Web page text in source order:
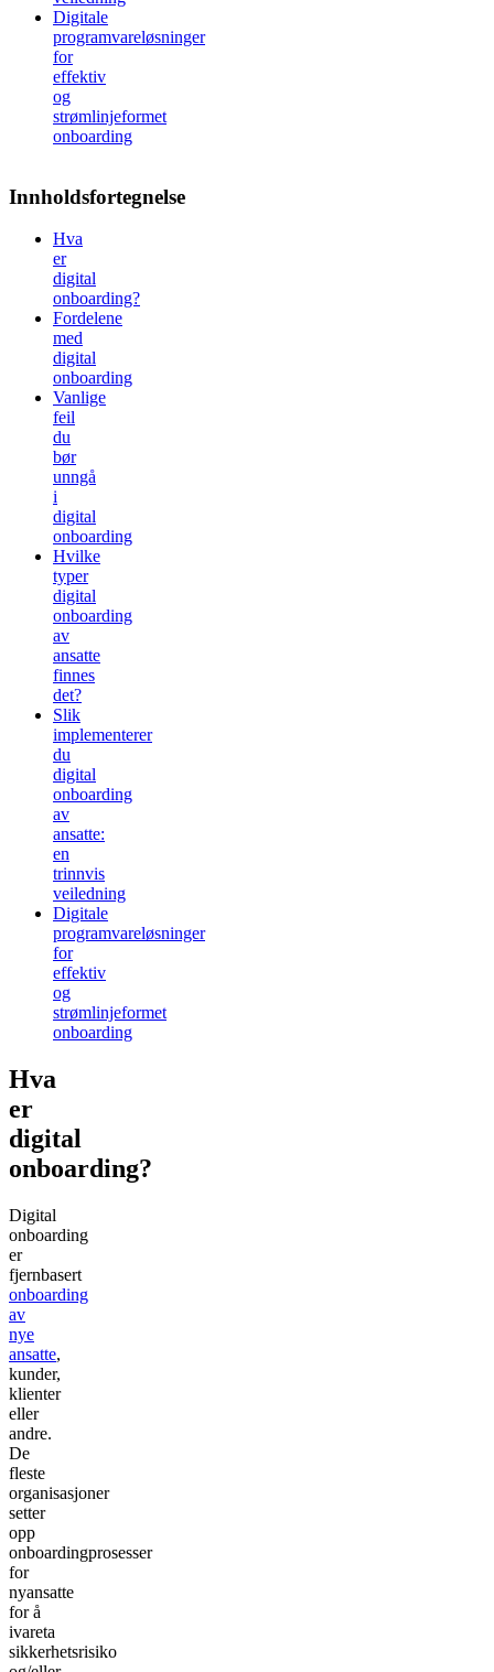
Digitale
programvareløsninger
for
effektiv
og
strømlinjeformet
onboarding
Innholdsfortegnelse
Hva
er
digital
onboarding?
Fordelene
med
digital
onboarding
Vanlige
feil
du
bør
unngå
i
digital
onboarding
Hvilke
typer
digital
onboarding
av
ansatte
finnes
det?
Slik
implementerer
du
digital
onboarding
av
ansatte:
en
trinnvis
veiledning
Digitale
programvareløsninger
for
effektiv
og
strømlinjeformet
onboarding
Hva
er
digital
onboarding?
Digital
onboarding
er
fjernbasert
onboarding
av
nye
ansatte,
kunder,
klienter
eller
andre.
De
fleste
organisasjoner
setter
opp
onboardingprosesser
for
nyansatte
for å
ivareta
sikkerhetsrisiko